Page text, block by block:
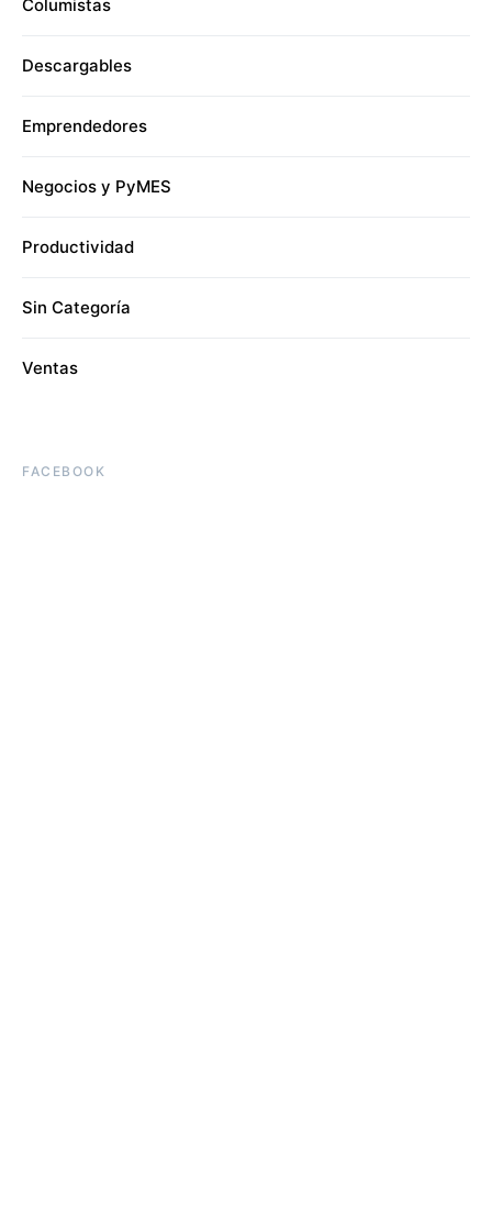
Columistas
Descargables
Emprendedores
Negocios y PyMES
Productividad
Sin Categoría
Ventas
FACEBOOK